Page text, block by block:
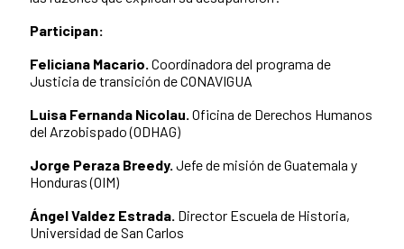
Participan:
Feliciana Macario. Coordinadora del programa de
Justicia de transición de CONAVIGUA
Luisa Fernanda Nicolau. Oficina de Derechos Humanos
del Arzobispado (ODHAG)
Jorge Peraza Breedy. Jefe de misión de Guatemala y
Honduras (OIM)
Ángel Valdez Estrada. Director Escuela de Historia,
Universidad de San Carlos